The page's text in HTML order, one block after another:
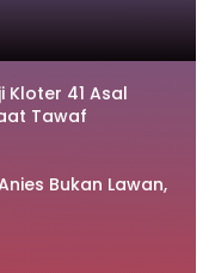
Kloter 41 Asal
Tawaf
Bukan Lawan,